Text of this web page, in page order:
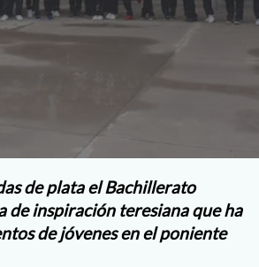
de plata el Bachillerato
de inspiración teresiana que ha
de jóvenes en el poniente